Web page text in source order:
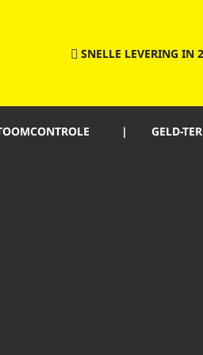
SNELLE LEVERING IN
| GELD-